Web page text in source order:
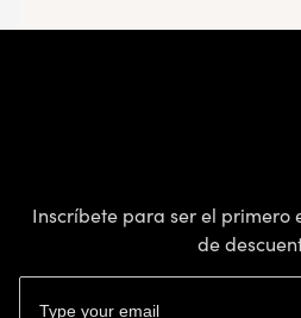
Inscríbete para ser el primero
de